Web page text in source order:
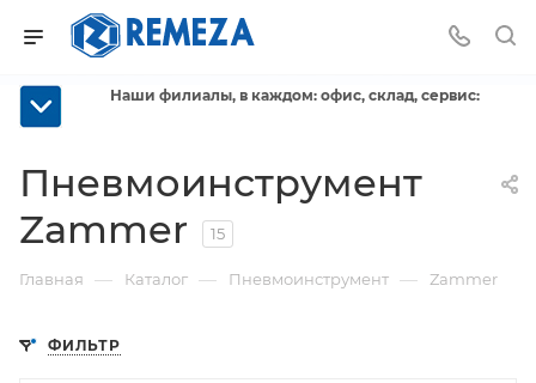
Наши филиалы, в каждом: офис, склад, сервис:
Пневмоинструмент
Zammer
15
Главная — Каталог — Пневмоинструмент — Zammer
ФИЛЬТР